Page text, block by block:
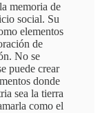
memoria de
social. Su
elementos
de
No se
puede crear
donde
sea la tierra
como el